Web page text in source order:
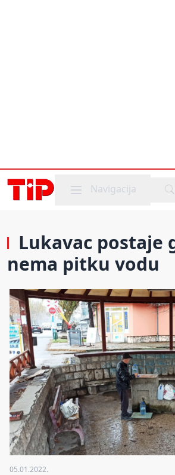
Mobile menu
Navigacija
Lukavac postaje
nema pitku vodu
05.01.2022.